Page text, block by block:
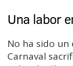
Una labor
No ha sido
Carnaval